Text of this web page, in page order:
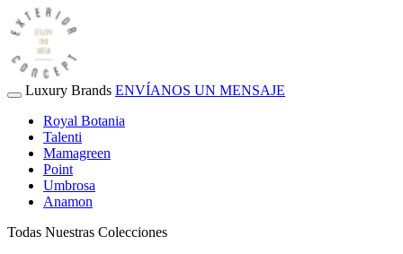
Luxury Brands ENVÍANOS UN MENSAJE
Royal Botania
Talenti
Mamagreen
Point
Umbrosa
Anamon
Todas Nuestras Colecciones